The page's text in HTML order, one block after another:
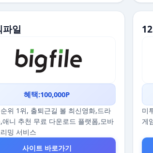
파일
혜택:100,000P
위 1위, 출퇴근길 볼 최신영화,드라
애니 추천 무료 다운로드 플랫폼,모바
밍 서비스
사이트 바로가기
미
게